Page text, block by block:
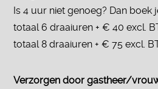
Is 4 uur niet genoeg? Dan boek
totaal 6 draaiuren + € 40 excl.
totaal 8 draaiuren + € 75 excl.
Verzorgen door gastheer/